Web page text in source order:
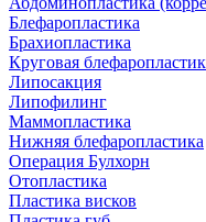
Блефаропластика
Брахиопластика
Круговая
Липосакция
Липофилинг
Маммопластика
Нижняя блефаропластика
Операция Булхорн
Отопластика
Пластика висков